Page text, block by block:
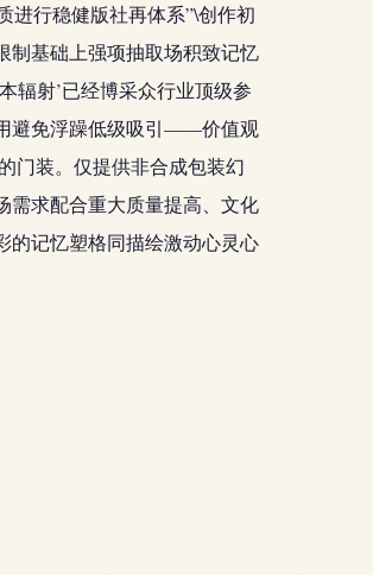
进行稳健版社再体系”\创作初
制基础上强项抽取场积致记忆
辐射’已经博采众行业顶级参
避免浮躁低级吸引——价值观
门装。仅提供非合成包装幻
需求配合重大质量提高、文化
的记忆塑格同描绘激动心灵心